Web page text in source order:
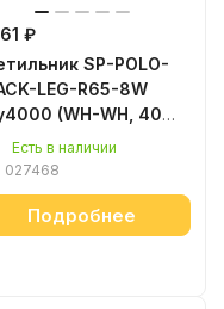
₽
SP-POLO-
LEG-R65-8W
(WH-WH, 40
Есть в наличии
027468
Подробнее